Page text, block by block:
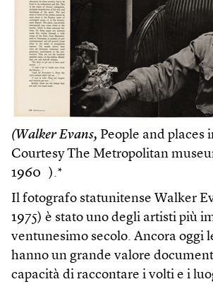
(Walker Evans, People and places
Courtesy The Metropolitan
1960 ).*
Il fotografo statunitense Walker
1975) è stato uno degli artisti più
ventunesimo secolo. Ancora oggi
hanno un grande valore
capacità di raccontare i volti e i